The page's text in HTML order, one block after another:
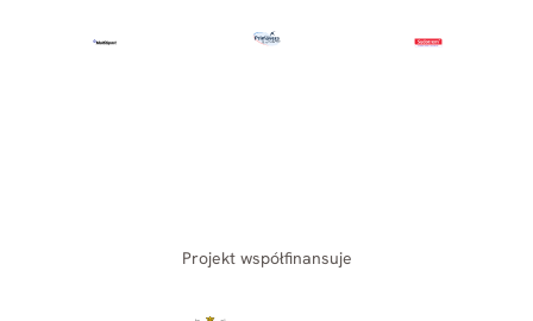
Projekt współfinansuje